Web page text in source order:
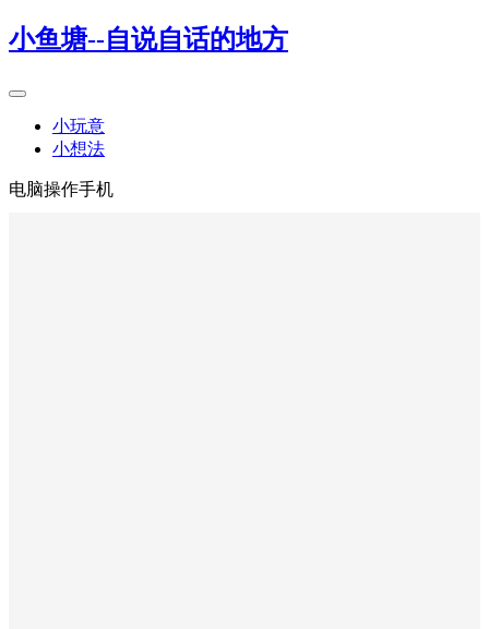
小鱼塘--自说自话的地方
小玩意
小想法
电脑操作手机